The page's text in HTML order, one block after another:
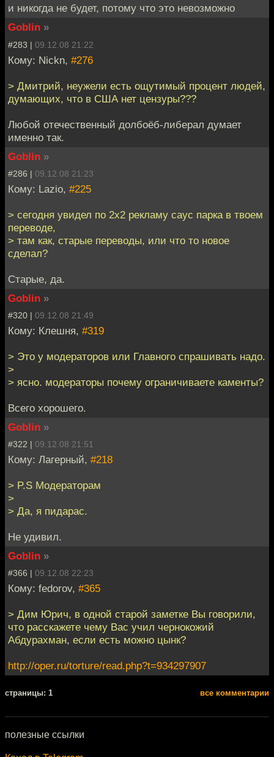
и никогда не будет, потому что это невозможно
Goblin »
#283 | 09.12.08 21:22
Кому: Nickn, #276
> Дмитрий, неужели есть ощутимый процент людей,
думающих, что в США нет цензуры???
Любой отечественный долбоёб-либерал думает
именно так.
Goblin »
#286 | 09.12.08 21:23
Кому: Lazio, #225
> сегодня увидел по 2x2 рекламу саус парка в твоем
переводе,
> там как, старые переводы, или что то новое
сделал?
Старые, да.
Goblin »
#320 | 09.12.08 21:49
Кому: Клешня, #319
> Это у модераторов или Главного спрашивать надо.
>
> ясно. модераторы почему ограничиваете каменты?
Всего хорошего.
Goblin »
#322 | 09.12.08 21:51
Кому: Лагерный, #218
> P.S Модераторам
>
> Да, я пидарас.
Не удивил.
Goblin »
#366 | 09.12.08 22:23
Кому: fedorov, #365
> Дим Юрич, в одной старой заметке Вы говорили,
что расскажете чему Вас учил чернокожий
Абдурахман, если есть можно цынк?
http://oper.ru/torture/read.php?t=934297907
cтраницы: 1 все комментарии
полезные ссылки